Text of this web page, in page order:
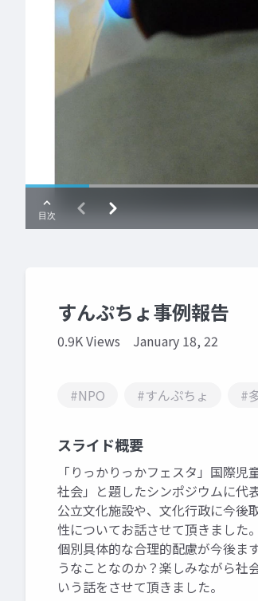
すんぷちょ事例報告
0.9K Views January 18, 22
#NPO #すんぷちょ #
スライド概要
「りっかりっかフェスタ」国際
社会」と題したシンポジウムに代
公立文化施設や、文化行政に今後
性についてお話させて頂きました
個別具体的な合理的配慮が今後ま
うなことなのか？楽しみながら社
いう話をさせて頂きました。